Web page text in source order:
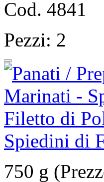
Cod. 4841
Pezzi: 2
Spiedini di
750 g